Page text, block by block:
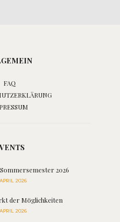
FAQ
2026
2026
der Möglichkeiten
2026